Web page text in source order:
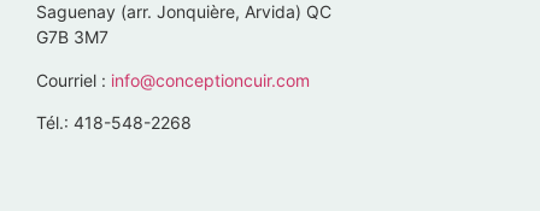
Saguenay (arr. Jonquière, Arvida) QC
G7B 3M7
Courriel : info@conceptioncuir.com
Tél.: 418-548-2268